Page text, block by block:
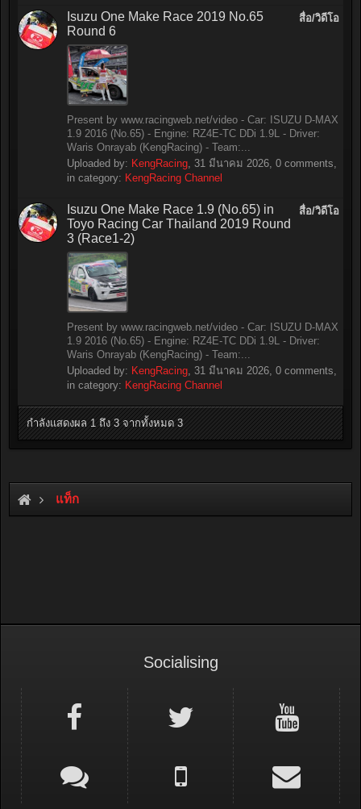
สื่อ/วิดีโอ
Isuzu One Make Race 2019 No.65
Round 6
Present by www.racingweb.net/video - Car: ISUZU D-MAX
1.9 2016 (No.65) - Engine: RZ4E-TC DDi 1.9L - Driver:
Waris Onrayab (KengRacing) - Team:...
Uploaded by: KengRacing, 31 มีนาคม 2026, 0 comments,
in category: KengRacing Channel
สื่อ/วิดีโอ
Isuzu One Make Race 1.9 (No.65) in
Toyo Racing Car Thailand 2019 Round
3 (Race1-2)
Present by www.racingweb.net/video - Car: ISUZU D-MAX
1.9 2016 (No.65) - Engine: RZ4E-TC DDi 1.9L - Driver:
Waris Onrayab (KengRacing) - Team:...
Uploaded by: KengRacing, 31 มีนาคม 2026, 0 comments,
in category: KengRacing Channel
กำลังแสดงผล 1 ถึง 3 จากทั้งหมด 3
แท็ก
Socialising